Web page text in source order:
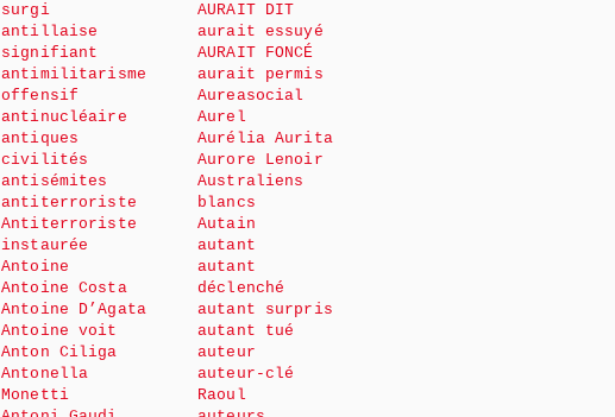
surgi
antillaise
signifiant
antimilitarisme
offensif
antinucléaire
antiques
civilités
antisémites
antiterroriste
Antiterroriste
instaurée
Antoine
Antoine Costa
Antoine D’Agata
Antoine voit
Anton Ciliga
Antonella
Monetti
AURAIT DIT
aurait essuyé
AURAIT FONCÉ
aurait permis
Aureasocial
Aurel
Aurélia Aurita
Aurore Lenoir
Australiens
blancs
Autain
autant
autant
déclenché
autant surpris
autant tué
auteur
auteur-clé
Raoul